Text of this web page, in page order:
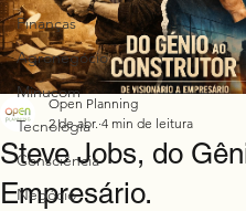
Finanças
Agronegócio
Minucom
Tecnologia
Consciência
Negócio
Steve Jobs, do
Empresário.
Open Planning
2 de abr. 4 min de leitura